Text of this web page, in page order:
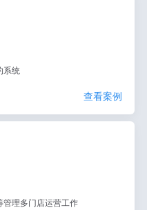
系统
查看案例
管理多门店运营工作